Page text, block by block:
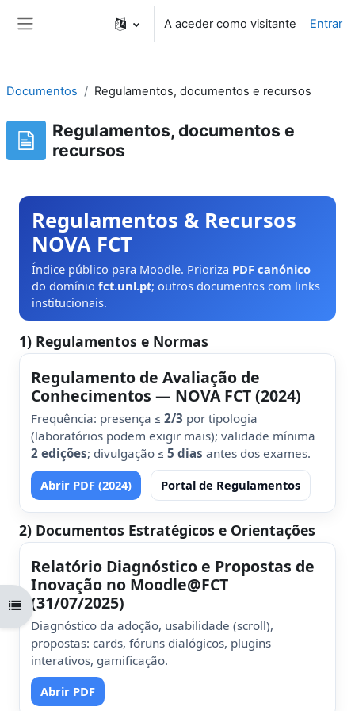
A aceder como visitante Entrar
Abrir índice da disciplina
Documentos Regulamentos, documentos e recursos
Regulamentos, documentos e
recursos
Regulamentos & Recursos
NOVA FCT
Índice público para Moodle. Prioriza PDF canónico
do domínio fct.unl.pt; outros documentos com links
institucionais.
1) Regulamentos e Normas
Regulamento de Avaliação de
Conhecimentos — NOVA FCT (2024)
Frequência: presença ≤ 2/3 por tipologia
(laboratórios podem exigir mais); validade mínima
2 edições; divulgação ≤ 5 dias antes dos exames.
Abrir PDF (2024)
Portal de Regulamentos
2) Documentos Estratégicos e Orientações
Relatório Diagnóstico e Propostas de
Inovação no Moodle@FCT
(31/07/2025)
Diagnóstico da adoção, usabilidade (scroll),
propostas: cards, fóruns dialógicos, plugins
interativos, gamificação.
Abrir PDF